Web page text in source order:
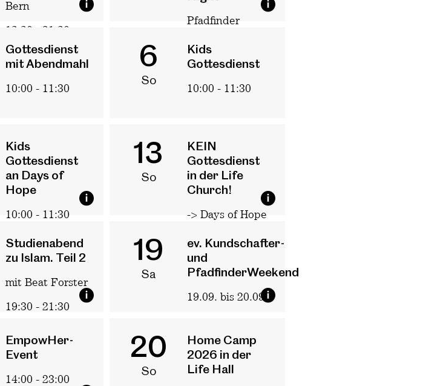
Bern
13:30 - 21:30
Pfadfinder
14:00 - 22:00
Gottesdienst
mit Abendmahl
10:00 - 11:30
6
So
Kids
Gottesdienst
10:00 - 11:30
Kids
Gottesdienst
an Days of
Hope
10:00 - 11:30
13
So
KEIN
Gottesdienst
in der Life
Church!
-> Days of Hope
10:00 - 11:30
Studienabend
zu Islam. Teil 2
mit Beat Forster
19:30 - 21:30
19
Sa
ev. Kundschafter-
und
PfadfinderWeekend
19.09. bis 20.09.
EmpowHer-
Event
14:00 - 23:00
20
So
Home Camp
2026 in der
Life Hall